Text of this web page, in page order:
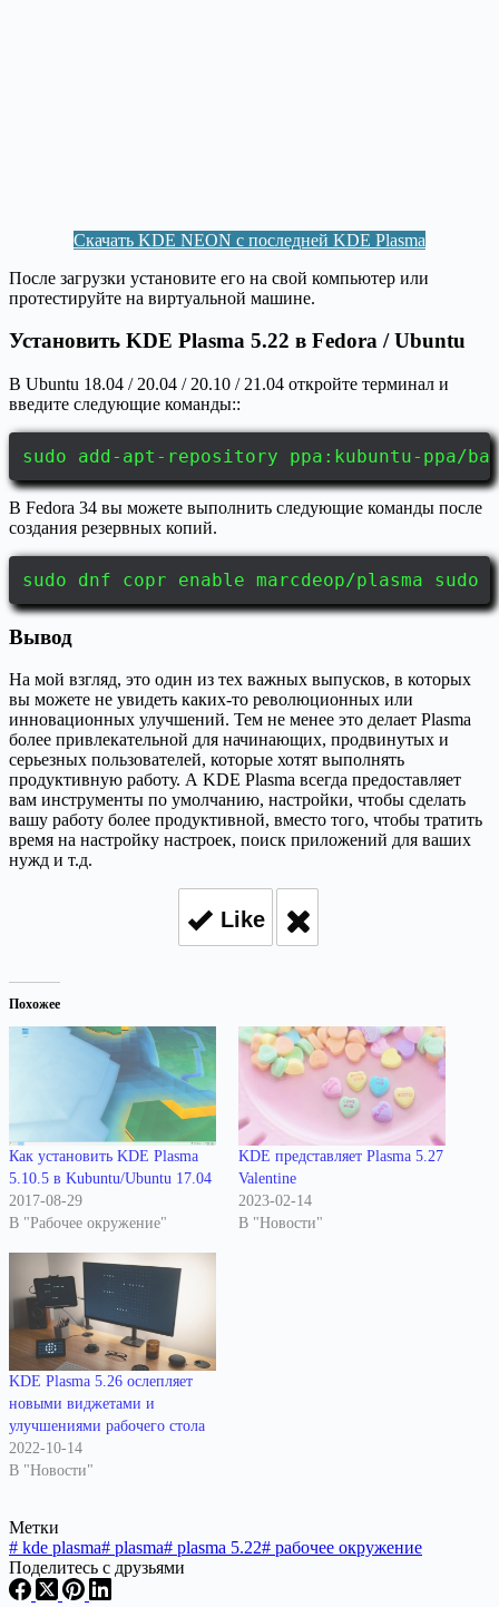
Скачать KDE NEON с последней KDE Plasma
После загрузки установите его на свой компьютер или
протестируйте на виртуальной машине.
Установить KDE Plasma 5.22 в Fedora / Ubuntu
В Ubuntu 18.04 / 20.04 / 20.10 / 21.04 откройте терминал и
введите следующие команды::
sudo add-apt-repository ppa:kubuntu-ppa/
В Fedora 34 вы можете выполнить следующие команды после
создания резервных копий.
sudo dnf copr enable marcdeop/plasma
Вывод
На мой взгляд, это один из тех важных выпусков, в которых
вы можете не увидеть каких-то революционных или
инновационных улучшений. Тем не менее это делает Plasma
более привлекательной для начинающих, продвинутых и
серьезных пользователей, которые хотят выполнять
продуктивную работу. А KDE Plasma всегда предоставляет
вам инструменты по умолчанию, настройки, чтобы сделать
вашу работу более продуктивной, вместо того, чтобы тратить
время на настройку настроек, поиск приложений для ваших
нужд и т.д.
Like
Похожее
Как установить KDE Plasma
5.10.5 в Kubuntu/Ubuntu 17.04
2017-08-29
В "Рабочее окружение"
KDE представляет Plasma 5.27
Valentine
2023-02-14
В "Новости"
KDE Plasma 5.26 ослепляет
новыми виджетами и
улучшениями рабочего стола
2022-10-14
В "Новости"
Метки
# kde plasma# plasma# plasma 5.22# рабочее окружение
Поделитесь с друзьями